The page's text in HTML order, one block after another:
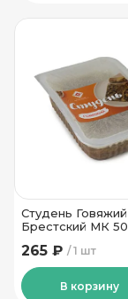
Студень Говяжий
Брестский МК
1 шт
265 ₽
В корзину